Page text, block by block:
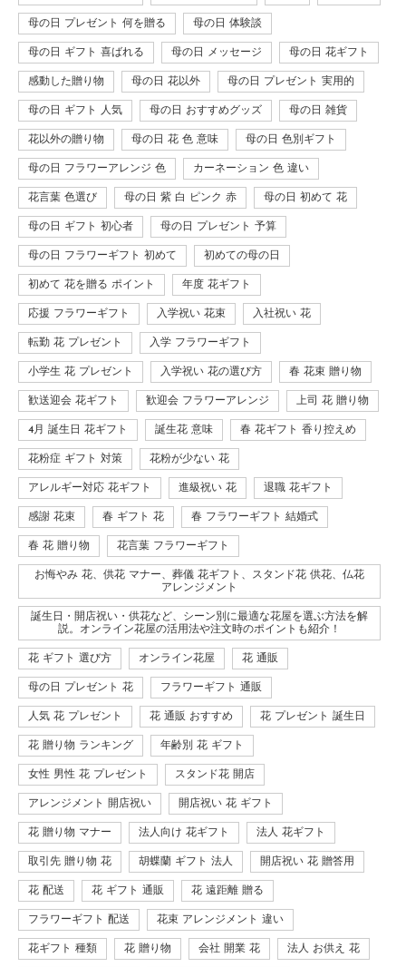
母の日 プレゼント 何を贈る 母の日 体験談
母の日 ギフト 喜ばれる 母の日 メッセージ 母の日 花ギフト
感動した贈り物 母の日 花以外 母の日 プレゼント 実用的
母の日 ギフト 人気 母の日 おすすめグッズ 母の日 雑貨
花以外の贈り物 母の日 花 色 意味 母の日 色別ギフト
母の日 フラワーアレンジ 色 カーネーション 色 違い
花言葉 色選び 母の日 紫 白 ピンク 赤 母の日 初めて 花
母の日 ギフト 初心者 母の日 プレゼント 予算
母の日 フラワーギフト 初めて 初めての母の日
初めて 花を贈る ポイント 年度 花ギフト
応援 フラワーギフト 入学祝い 花束 入社祝い 花
転勤 花 プレゼント 入学 フラワーギフト
小学生 花 プレゼント 入学祝い 花の選び方 春 花束 贈り物
歓送迎会 花ギフト 歓迎会 フラワーアレンジ 上司 花 贈り物
4月 誕生日 花ギフト 誕生花 意味 春 花ギフト 香り控えめ
花粉症 ギフト 対策 花粉が少ない 花
アレルギー対応 花ギフト 進級祝い 花 退職 花ギフト
感謝 花束 春 ギフト 花 春 フラワーギフト 結婚式
春 花 贈り物 花言葉 フラワーギフト
お悔やみ 花、供花 マナー、葬儀 花ギフト、スタンド花 供花、仏花
アレンジメント
誕生日・開店祝い・供花など、シーン別に最適な花屋を選ぶ方法を解
説。オンライン花屋の活用法や注文時のポイントも紹介！
花 ギフト 選び方 オンライン花屋 花 通販
母の日 プレゼント 花 フラワーギフト 通販
人気 花 プレゼント 花 通販 おすすめ 花 プレゼント 誕生日
花 贈り物 ランキング 年齢別 花 ギフト
女性 男性 花 プレゼント スタンド花 開店
アレンジメント 開店祝い 開店祝い 花 ギフト
花 贈り物 マナー 法人向け 花ギフト 法人 花ギフト
取引先 贈り物 花 胡蝶蘭 ギフト 法人 開店祝い 花 贈答用
花 配送 花 ギフト 通販 花 遠距離 贈る
フラワーギフト 配送 花束 アレンジメント 違い
花ギフト 種類 花 贈り物 会社 開業 花 法人 お供え 花